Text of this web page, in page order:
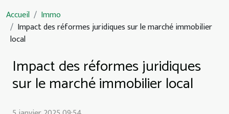
Accueil
Immo
Impact des réformes juridiques sur le marché immobilier
local
Impact des réformes juridiques
sur le marché immobilier local